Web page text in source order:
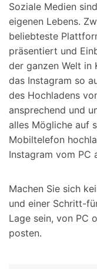
Soziale Medien
eigenen Lebens.
beliebteste
präsentiert und
der ganzen Welt in
das Instagram so
des Hochladens
ansprechend und
alles Mögliche auf
Mobiltelefon
Instagram vom PC
Machen Sie sich
und einer Schritt-
Lage sein, von PC
posten.